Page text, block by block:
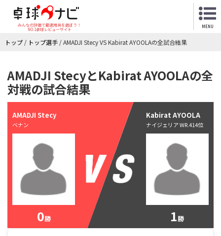
みんなの評価で最適用具を選ぼう！
NO.1卓球レビューサイト
MENU
トップ / トップ選手 /AMADJI Stecy VS Kabirat AYOOLAの全試合結果
AMADJI StecyとKabirat AYOOLAの全
対戦の試合結果
AMADJI Stecy
ベナン
0勝
Kabirat AYOOLA
ナイジェリア WR.414位
1勝